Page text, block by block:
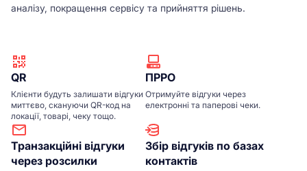
аналізу, покращення сервісу та прийняття рішень.
QR
Клієнти будуть залишати відгуки
миттєво, скануючи QR-код на
локації, товарі, чеку тощо.
ПРРО
Отримуйте відгуки через
електронні та паперові чеки.
Транзакційні відгуки
через розсилки
Збір відгуків по базах
контактів